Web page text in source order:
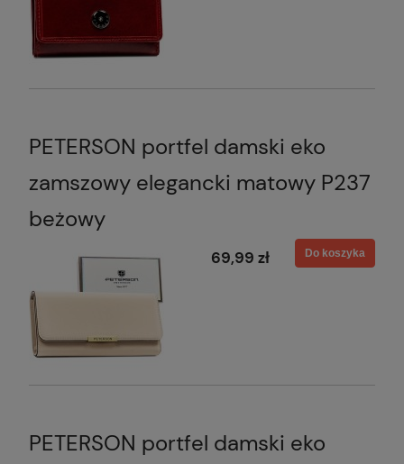
PETERSON portfel damski eko
zamszowy elegancki matowy P237
beżowy
69,99 zł Do koszyka
PETERSON portfel damski eko